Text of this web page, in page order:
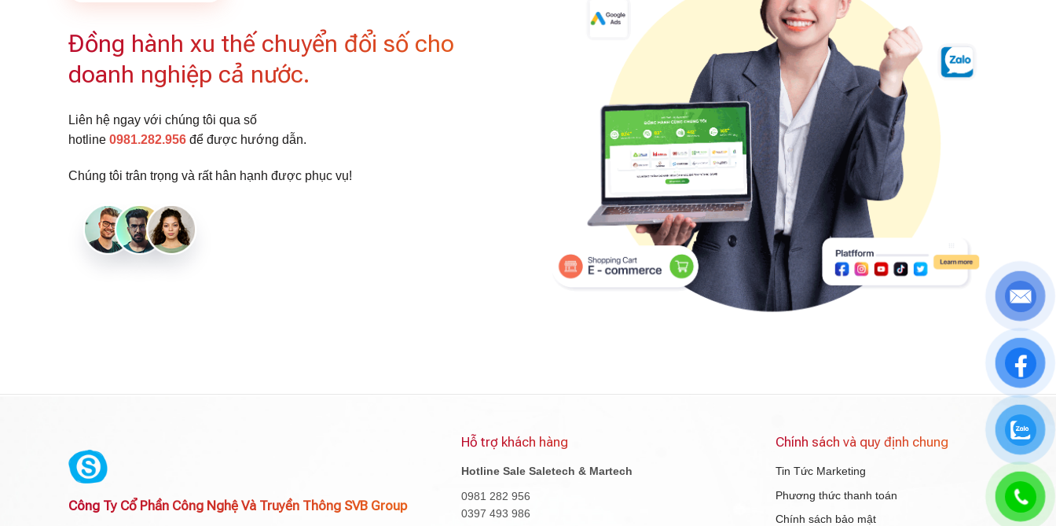
Đồng hành xu thế chuyển đổi số cho
doanh nghiệp cả nước.
Liên hệ ngay với chúng tôi qua số
hotline 0981.282.956 để được hướng dẫn.
Chúng tôi trân trọng và rất hân hạnh được phục vụ!
Công Ty Cổ Phần Công Nghệ Và Truyền Thông SVB Group
Hỗ trợ khách hàng
Hotline Sale Saletech & Martech
0981 282 956
0397 493 986
Chính sách và quy định chung
Tin Tức Marketing
Phương thức thanh toán
Chính sách bảo mật